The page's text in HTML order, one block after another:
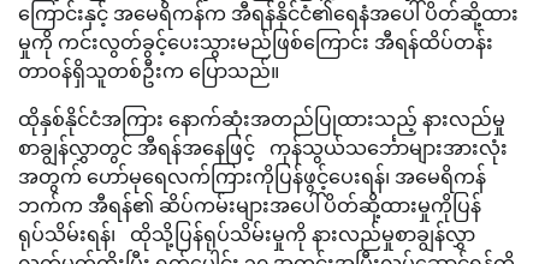
ကြောင်းနှင့် အမေရိကန်က အီရန်နိုင်ငံ၏ရေနံအပေါ် ပိတ်ဆို့ထား
မှုကို ကင်းလွတ်ခွင့်ပေးသွားမည်ဖြစ်ကြောင်း အီရန်ထိပ်တန်း
တာဝန်ရှိသူတစ်ဦးက ပြောသည်။
ထိုနှစ်နိုင်ငံအကြား နောက်ဆုံးအတည်ပြုထားသည့် နားလည်မှု
စာချွန်လွှာတွင် အီရန်အနေဖြင့် ကုန်သွယ်သင်္ဘောများအားလုံး
အတွက် ဟော်မုရေလက်ကြားကိုပြန်ဖွင့်ပေးရန်၊ အမေရိကန်
ဘက်က အီရန်၏ ဆိပ်ကမ်းများအပေါ်ပိတ်ဆို့ထားမှုကိုပြန်
ရုပ်သိမ်းရန်၊ ထိုသို့ပြန်ရုပ်သိမ်းမှုကို နားလည်မှုစာချွန်လွှာ